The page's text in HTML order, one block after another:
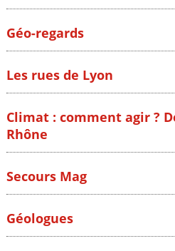
Géo-regards
Les rues de Lyon
Climat : comment agir ?
Rhône
Secours Mag
Géologues